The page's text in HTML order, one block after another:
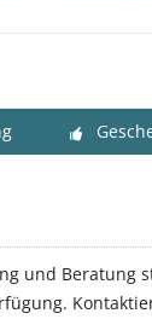
und Beratung